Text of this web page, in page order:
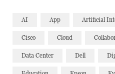
AI App Artificial
Cisco Cloud
Data Center Dell